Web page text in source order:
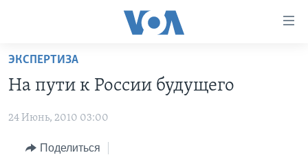
Перейти
основной
Перейти
ПРОГРАММЫ
АМЕРИКА
НОВОСТИ ЗА МИНУТУ
ПРОЕКТЫ
УЧИМ АНГЛИЙСКИЙ
ЭКСПЕРТИЗА
ЭКСПЕРТИЗА
На пути к России будущего
24 Июнь, 2010 03:00
Поделиться